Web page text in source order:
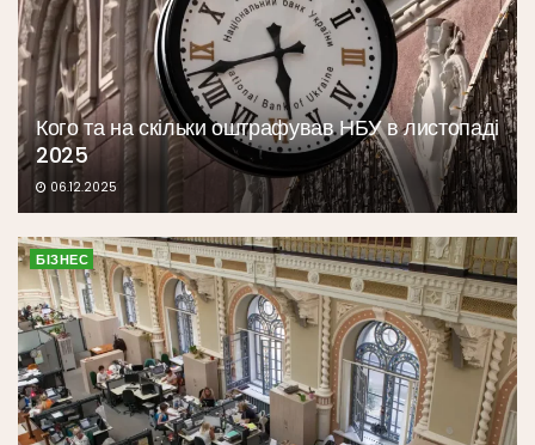
Кого та на скільки оштрафував НБУ в листопаді
2025
06.12.2025
БІЗНЕС